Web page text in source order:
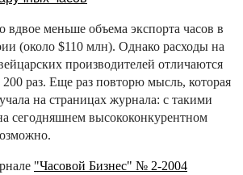
меньше объема экспорта часов в
(около $110 млн). Однако расходы на
производителей отличаются
раз. Еще раз повторю мысль, которая
на страницах журнала: с такими
сегодняшнем высококонкурентном
"Часовой Бизнес" № 2-2004